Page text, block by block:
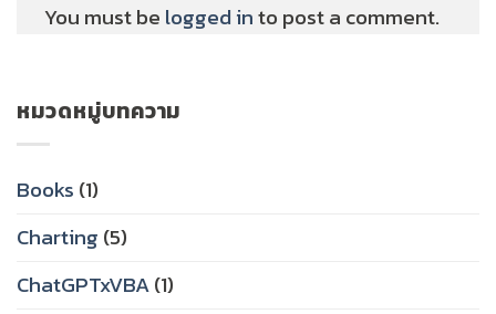
หมวดหมู่บทความ
Books (1)
Charting (5)
ChatGPTxVBA(1)
You must be logged into post a comment.